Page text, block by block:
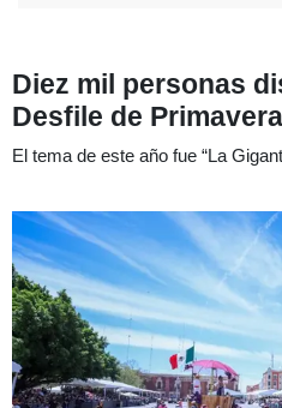
Diez mil personas
Desfile de Primavera
El tema de este año fue “La